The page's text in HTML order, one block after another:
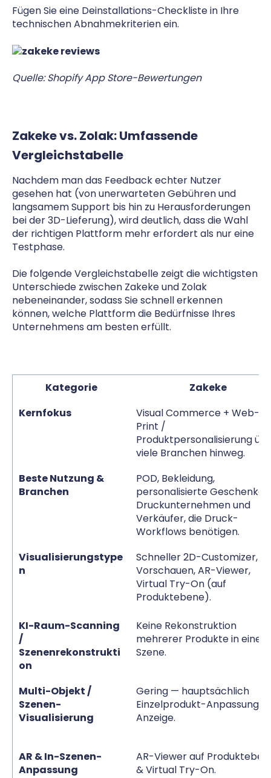
Fügen Sie eine Deinstallations-Checkliste in Ihre
technischen Abnahmekriterien ein.
Quelle: Shopify App Store-Bewertungen
Zakeke vs. Zolak: Umfassende
Vergleichstabelle
Nachdem man das Feedback echter Nutzer
gesehen hat (von unerwarteten Gebühren und
langsamem Support bis hin zu Herausforderungen
bei der 3D-Lieferung), wird deutlich, dass die Wahl
der richtigen Plattform mehr erfordert als nur eine
Testphase.
Die folgende Vergleichstabelle zeigt die wichtigsten
Unterschiede zwischen Zakeke und Zolak
nebeneinander, sodass Sie schnell erkennen
können, welche Plattform die Bedürfnisse Ihres
Unternehmens am besten erfüllt.
Kategorie
Zakeke
Kernfokus
Visual Commerce + Web-
Print /
Produktpersonalisierung
viele Branchen hinweg.
Beste Nutzung &
Branchen
POD, Bekleidung,
personalisierte Geschenke,
Druckunternehmen und
Verkäufer, die Druck-
Workflows benötigen.
Visualisierungstype
n
Schneller 2D-Customizer,
Vorschauen, AR-Viewer,
Virtual Try-On (auf
Produktebene).
KI-Raum-Scanning
/
Szenenrekonstrukti
on
Keine Rekonstruktion
mehrerer Produkte in einer
Szene.
Multi-Objekt /
Szenen-
Visualisierung
Gering — hauptsächlich
Einzelprodukt-Anpassung/-
Anzeige.
AR & In-Szenen-
Anpassung
AR-Viewer auf
& Virtual Try-On.